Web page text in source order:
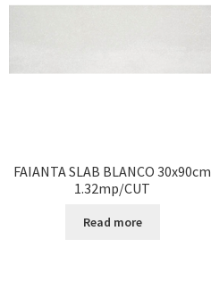
FAIANTA SLAB BLANCO 30x90cm
1.32mp/CUT
Read more